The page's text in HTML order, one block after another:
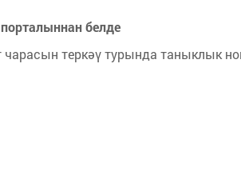
белде
теркәү турында таныклык